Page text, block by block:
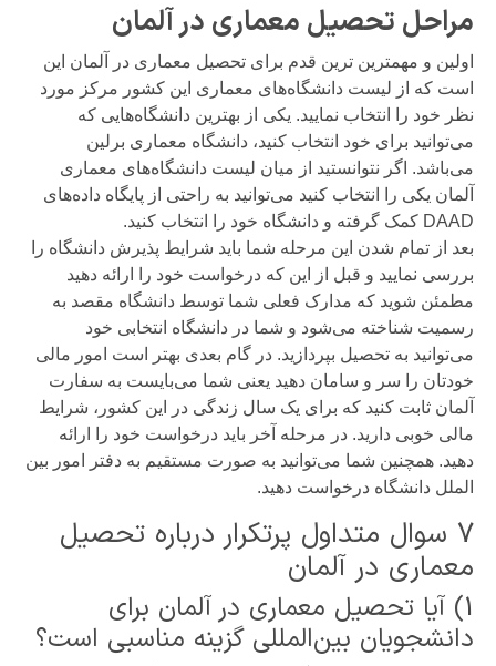
مراحل تحصیل معماری در آلمان
اولین و مهمترین ترین قدم برای تحصیل معماری در آلمان این
است که از لیست دانشگاه‌های معماری این کشور مرکز مورد
نظر خود را انتخاب نمایید. یکی از بهترین دانشگاه‌هایی که
می‌توانید برای خود انتخاب کنید، دانشگاه معماری برلین
می‌باشد‌. اگر نتوانستید از میان لیست دانشگاه‌های معماری
آلمان یکی را انتخاب کنید می‌توانید به راحتی از پایگاه داده‌های
DAAD کمک گرفته و دانشگاه خود را انتخاب کنید.
بعد از تمام شدن این مرحله شما باید شرایط پذیرش دانشگاه را
بررسی نمایید و قبل از این که درخواست خود را ارائه‌ دهید
مطمئن شوید که مدارک فعلی‌ شما توسط دانشگاه مقصد به‌
رسمیت شناخته می‌شود و شما در دانشگاه انتخابی‌ خود
می‌توانید به تحصیل بپردازید. در گام بعدی بهتر است امور مالی
خودتان را سر و سامان دهید یعنی شما می‌بایست به سفارت
آلمان ثابت کنید که برای یک‌ سال زندگی در این کشور، شرایط
مالی خوبی دارید. در مرحله آخر باید درخواست خود را ارائه‌
دهید. همچنین شما می‌توانید به صورت مستقیم به دفتر امور بین‌
الملل دانشگاه درخواست دهید.
7 سوال متداول پرتکرار درباره تحصیل
معماری در آلمان
1) آیا تحصیل معماری در آلمان برای
دانشجویان بین‌المللی گزینه مناسبی است؟